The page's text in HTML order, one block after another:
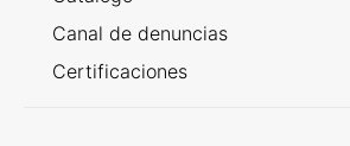
Canal de denuncias
Certificaciones